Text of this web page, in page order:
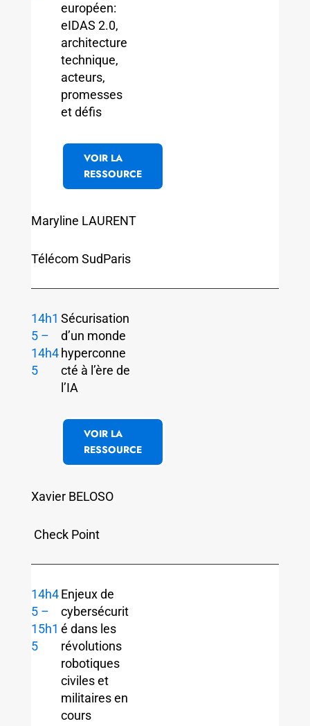
européen:
eIDAS 2.0,
architecture
technique,
acteurs,
promesses
et défis
VOIR LA
RESSOURCE
Maryline LAURENT
Télécom SudParis
14h1
5 –
14h4
5
Sécurisation
d’un monde
hyperconne
cté à l’ère de
l’IA
VOIR LA
RESSOURCE
Xavier BELOSO
Check Point
14h4
5 –
15h1
5
Enjeux de
cybersécurit
é dans les
révolutions
robotiques
civiles et
militaires en
cours